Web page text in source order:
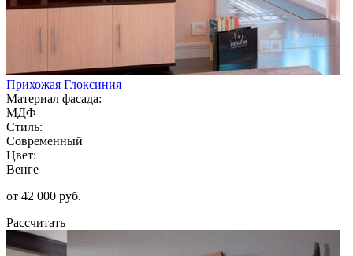
Прихожая Глоксиния
Материал фасада:
МДФ
Стиль:
Современный
Цвет:
Венге
от 42 000 руб.
Рассчитать